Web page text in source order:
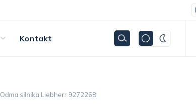
Kontakt
Odma silnika Liebherr 9272268